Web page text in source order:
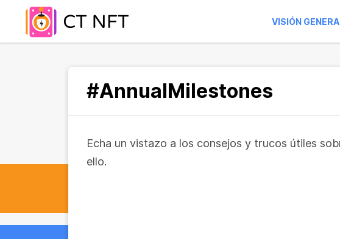
VISIÓN
#AnnualMilestones
Echa un vistazo a los consejos y trucos útiles
ello.